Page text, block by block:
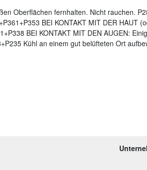
Oberflächen fernhalten. Nicht rauchen.
BEI KONTAKT MIT DER
BEI KONTAKT MIT DEN AUGEN:
Kühl an einem gut belüfteten Ort